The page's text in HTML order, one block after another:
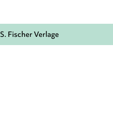
S. Fischer Verlage